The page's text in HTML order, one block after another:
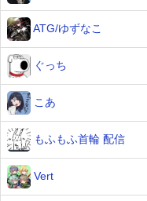
ATG/ゆずなこ
ぐっち
こあ
もふもふ首輪 配信
Vert